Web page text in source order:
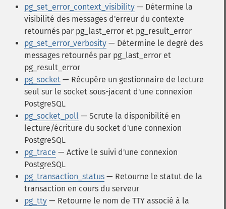
pg_set_error_context_visibility — Détermine la
visibilité des messages d'erreur du contexte
retournés par pg_last_error et pg_result_error
pg_set_error_verbosity — Détermine le degré des
messages retournés par pg_last_error et
pg_result_error
pg_socket — Récupère un gestionnaire de lecture
seul sur le socket sous-jacent d'une connexion
PostgreSQL
pg_socket_poll — Scrute la disponibilité en
lecture/écriture du socket d'une connexion
PostgreSQL
pg_trace — Active le suivi d'une connexion
PostgreSQL
pg_transaction_status — Retourne le statut de la
transaction en cours du serveur
pg_tty — Retourne le nom de TTY associé à la